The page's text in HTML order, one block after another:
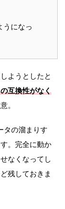
うになっ
ようとしたと
互換性がなく
。
タの溜まりす
。完全に動か
なくなってし
残しておきま